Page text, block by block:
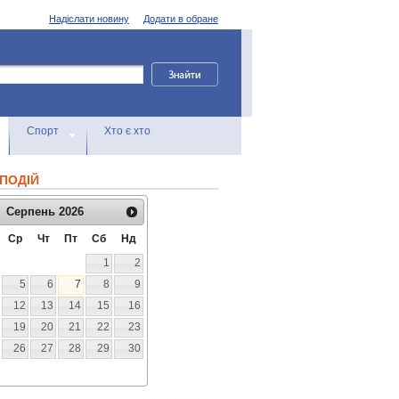
Додати в обране
Надіслати новину
Спорт Хто є хто
Серпень 2026
Ср Чт Пт Сб
Нд
1
2
5 6 7 8
9
12 13 14 15
16
19 20 21 22
23
26 27 28 29
30